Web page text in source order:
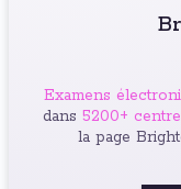
Examens
dans 5200+
la page